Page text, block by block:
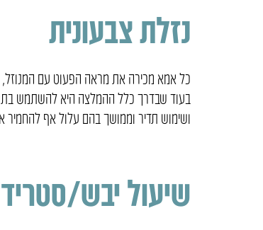
נזלת צבעונית
כל אמא מכירה את מראה הפעוט עם המנוזל,
בעוד שבדרך כלל ההמלצה היא להשתמש
ושימוש תדיר וממושך בהם עלול אף להחמיר
שיעול יבש/